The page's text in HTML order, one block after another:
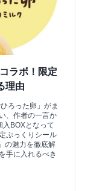
ラボ！限定
理由
ろった卵」がま
、作者の一言か
入BOXとなって
ぷっくりシール
の魅力を徹底解
手に入れるべき